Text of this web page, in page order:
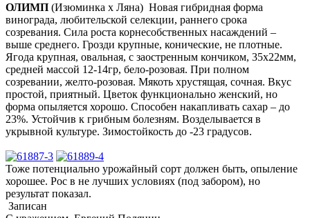
ОЛИМП (Изюминка х Ляна) Новая гибридная форма
винограда, любительской селекции, раннего срока
созревания. Сила роста корнесобственных насаждений –
выше среднего. Грозди крупные, конические, не плотные.
Ягода крупная, овальная, с заостренным кончиком, 35х22мм,
средней массой 12-14гр, бело-розовая. При полном
созревании, желто-розовая. Мякоть хрустящая, сочная. Вкус
простой, приятный. Цветок функционально женский, но
форма опыляется хорошо. Способен накапливать сахар – до
23%. Устойчив к грибным болезням. Возделывается в
укрывной культуре. Зимостойкость до -23 градусов.
Тоже потенциально урожайный сорт должен быть, опыление
хорошее. Рос в не лучших условиях (под забором), но
результат показал.
Записан